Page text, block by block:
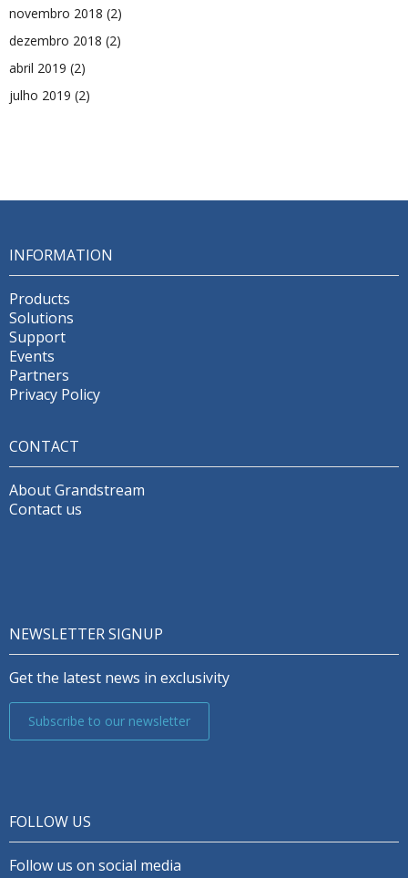
novembro 2018 (2)
dezembro 2018 (2)
abril 2019 (2)
julho 2019 (2)
INFORMATION
Products
Solutions
Support
Events
Partners
Privacy Policy
CONTACT
About Grandstream
Contact us
NEWSLETTER SIGNUP
Get the latest news in exclusivity
Subscribe to our newsletter
FOLLOW US
Follow us on social media